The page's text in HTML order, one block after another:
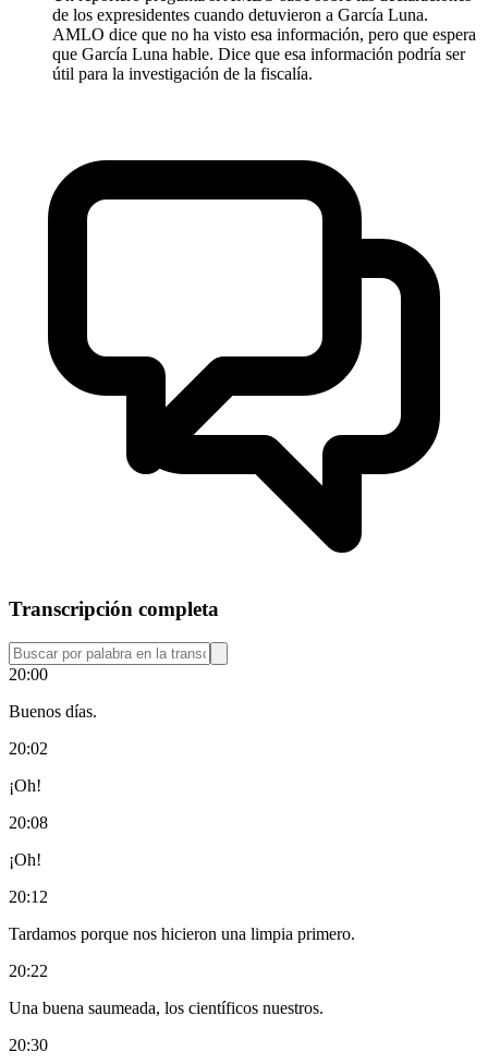
de los expresidentes cuando detuvieron a García Luna.
AMLO dice que no ha visto esa información, pero que espera
que García Luna hable. Dice que esa información podría ser
útil para la investigación de la fiscalía.
Transcripción completa
20:00
Buenos días.
20:02
¡Oh!
20:08
¡Oh!
20:12
Tardamos porque nos hicieron una limpia primero.
20:22
Una buena saumeada, los científicos nuestros.
20:30